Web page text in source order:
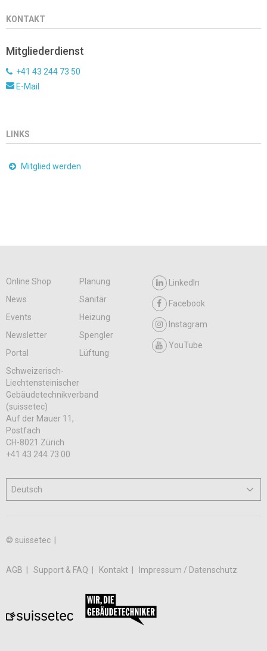
KONTAKT
Mitgliederdienst
+41 43 244 73 50
E-Mail
LINKS
Mitglied werden
Online Shop
Planung
News
Sanitär
Events
Heizung
Newsletter
Spengler
Portal
Lüftung
LinkedIn
Facebook
Instagram
YouTube
Schweizerisch-
Liechtensteinischer
Gebäudetechnikverband
(suissetec)
Auf der Mauer 11,
Postfach
CH-8021 Zürich
+41 43 244 73 00
© suissetec |
AGB Support & FAQ Kontakt Impressum / Datenschutz